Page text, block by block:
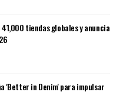
tiendas globales y anuncia
'Better in Denim' para impulsar